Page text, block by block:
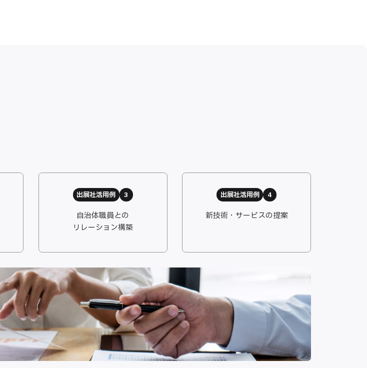
出展社活用例 3
自治体職員との
リレーション構築
出展社活用例 4
新技術・サービスの提案